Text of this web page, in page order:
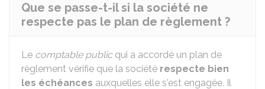
Que se passe-t-il si la société ne
respecte pas le plan de règlement ?
Le comptable publicqui a accordé un plan de
règlement vérifie que la société respecte bien
les échéances auxquelles elle s'est engagée. Il